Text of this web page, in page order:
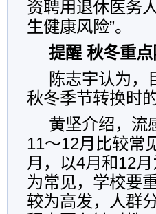
资聘用退休医务
生健康风险”。
提醒 秋冬重
陈志宇认为，
秋冬季节转换时
黄坚介绍，流
11～12月比较常
月，以4月和12
为常见，学校要
较为高发，人群